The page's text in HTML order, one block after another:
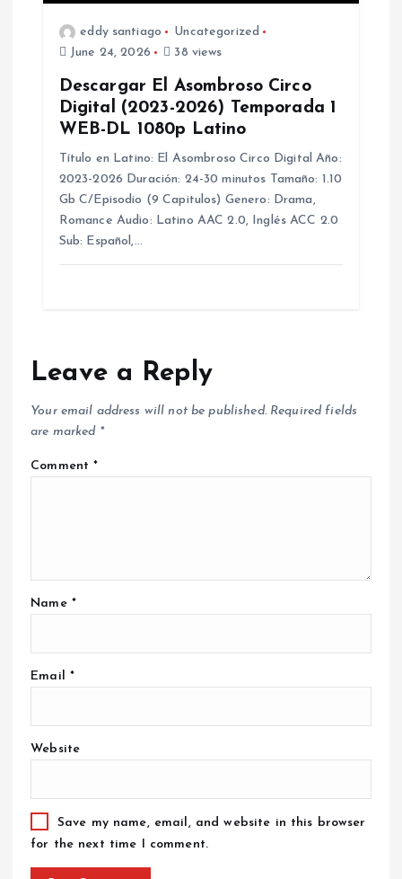
eddy santiago
Uncategorized
June 24, 2026
38 views
Descargar El Asombroso Circo
Digital (2023-2026) Temporada 1
WEB-DL 1080p Latino
Título en Latino: El Asombroso Circo Digital Año:
2023-2026 Duración: 24-30 minutos Tamaño: 1.10
Gb C/Episodio (9 Capitulos) Genero: Drama,
Romance Audio: Latino AAC 2.0, Inglés ACC 2.0
Sub: Español,…
Leave a Reply
Your email address will not be published. Required fields
are marked *
Comment*
Name *
Email *
Website
Save my name, email, and website in this browser
for the next time I comment.